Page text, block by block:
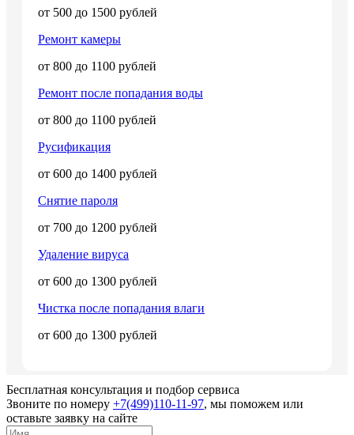
от 500 до 1500 рублей
Ремонт камеры
от 800 до 1100 рублей
Ремонт после попадания воды
от 800 до 1100 рублей
Русификация
от 600 до 1400 рублей
Снятие пароля
от 700 до 1200 рублей
Удаление вируса
от 600 до 1300 рублей
Чистка после попадания влаги
от 600 до 1300 рублей
Бесплатная консультация и подбор сервиса
Звоните по номеру +7(499)110-11-97, мы поможем или
оставьте заявку на сайте